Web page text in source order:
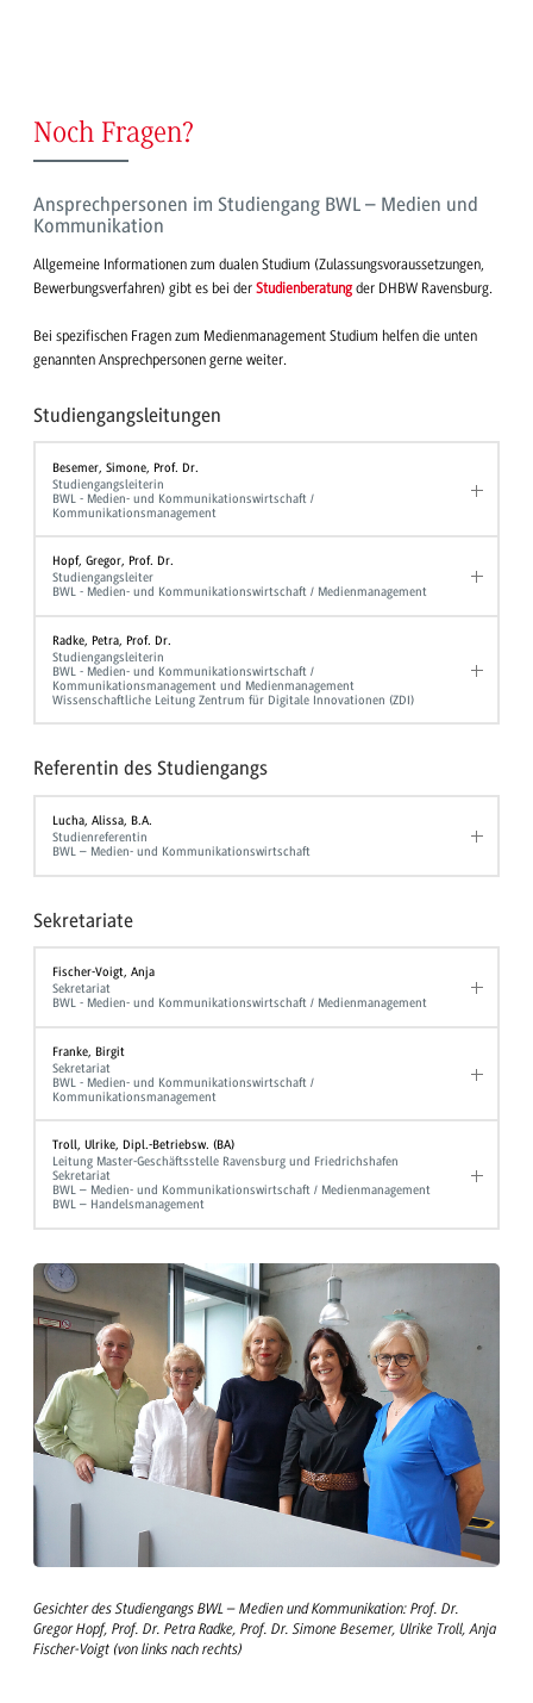
Noch Fragen?
Ansprechpersonen im Studiengang BWL – Medien und
Kommunikation
Allgemeine Informationen zum dualen Studium (Zulassungsvoraussetzungen,
Bewerbungsverfahren) gibt es bei der Studienberatungder DHBW Ravensburg.
Bei spezifischen Fragen zum Medienmanagement Studium helfen die unten
genannten Ansprechpersonen gerne weiter.
Studiengangsleitungen
Besemer, Simone, Prof. Dr.
Studiengangsleiterin
BWL - Medien- und Kommunikationswirtschaft /
Kommunikationsmanagement
Hopf, Gregor, Prof. Dr.
Studiengangsleiter
BWL - Medien- und Kommunikationswirtschaft / Medienmanagement
Radke, Petra, Prof. Dr.
Studiengangsleiterin
BWL - Medien- und Kommunikationswirtschaft /
Kommunikationsmanagement und Medienmanagement
Wissenschaftliche Leitung Zentrum für Digitale Innovationen (ZDI)
Referentin des Studiengangs
Lucha, Alissa, B.A.
Studienreferentin
BWL – Medien- und Kommunikationswirtschaft
Sekretariate
Fischer-Voigt, Anja
Sekretariat
BWL - Medien- und Kommunikationswirtschaft / Medienmanagement
Franke, Birgit
Sekretariat
BWL - Medien- und Kommunikationswirtschaft /
Kommunikationsmanagement
Troll, Ulrike, Dipl.-Betriebsw. (BA)
Leitung Master-Geschäftsstelle Ravensburg und Friedrichshafen
Sekretariat
BWL – Medien- und Kommunikationswirtschaft / Medienmanagement
BWL – Handelsmanagement
Gesichter des Studiengangs BWL – Medien und Kommunikation: Prof. Dr.
Gregor Hopf, Prof. Dr. Petra Radke, Prof. Dr. Simone Besemer, Ulrike Troll, Anja
Fischer-Voigt (von links nach rechts)